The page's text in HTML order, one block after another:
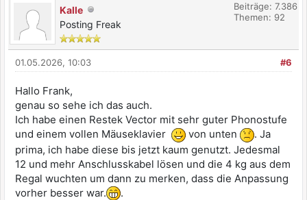
Kalle
Posting Freak
Beiträge: 7.386
Themen: 92
#6
01.05.2026, 10:03
Hallo Frank,
genau so sehe ich das auch.
Ich habe einen Restek Vector mit sehr guter Phonostufe
und einem vollen Mäuseklavier
von unten
. Ja
prima, ich habe diese bis jetzt kaum genutzt. Jedesmal
12 und mehr Anschlusskabel lösen und die 4 kg aus dem
Regal wuchten um dann zu merken, dass die Anpassung
vorher besser war.
.